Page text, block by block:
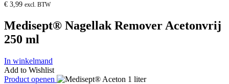
€ 3,99 excl. BTW
Medisept® Nagellak Remover Acetonvrij
250 ml
In winkelmand
Add to Wishlist
Product openen